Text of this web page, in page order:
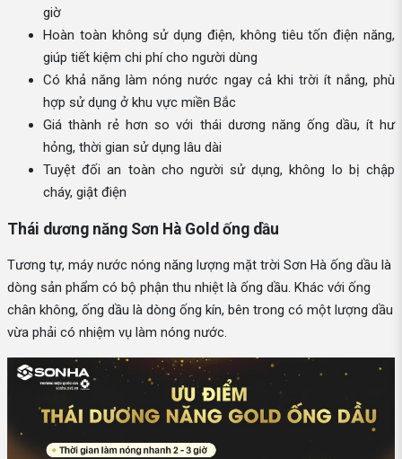
giờ
Hoàn toàn không sử dụng điện, không tiêu tốn điện năng,
giúp tiết kiệm chi phí cho người dùng
Có khả năng làm nóng nước ngay cả khi trời ít nắng, phù
hợp sử dụng ở khu vực miền Bắc
Giá thành rẻ hơn so với thái dương năng ống dầu, ít hư
hỏng, thời gian sử dụng lâu dài
Tuyệt đối an toàn cho người sử dụng, không lo bị chập
cháy, giật điện
Thái dương năng Sơn Hà Gold ống dầu
Tương tự, máy nước nóng năng lượng mặt trời Sơn Hà ống dầu là
dòng sản phẩm có bộ phận thu nhiệt là ống dầu. Khác với ống
chân không, ống dầu là dòng ống kín, bên trong có một lượng dầu
vừa phải có nhiệm vụ làm nóng nước.